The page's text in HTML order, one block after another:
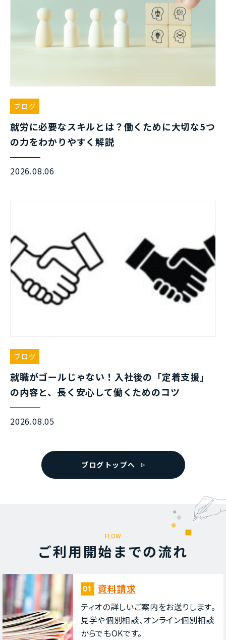
ブログ
就労に必要なスキルとは？働くために大切な5つ
の力をわかりやすく解説
2026.08.06
ブログ
就職がゴールじゃない！入社後の「定着支援」
の内容と、長く安心して働くためのコツ
2026.08.05
ブログトップへ
FLOW
ご利⽤開始までの流れ
01 資料請求
ティオの詳しいご案内をお送りします。
⾒学や個別相談、オンライン個別相談
からでもOKです。